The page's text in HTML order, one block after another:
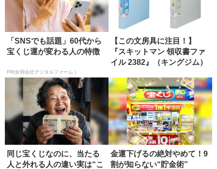
「SNSでも話題」60代から
宝くじ運が変わる人の特徴
PR(合同会社デジタルファーム )
【この文房具に注目！】
『スキットマン 領収書ファ
イル 2382』（キングジム）
同じ宝くじなのに、当たる
人と外れる人の違い実は“こ
金運下げるの絶対やめて！9
割が知らない“貯金術”